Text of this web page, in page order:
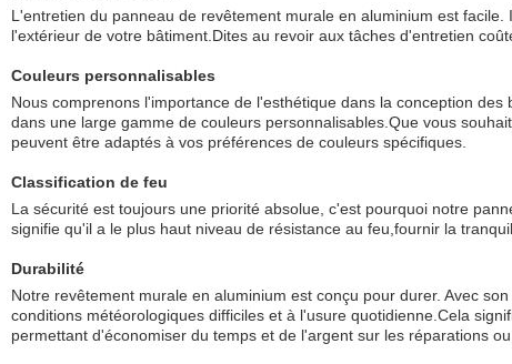
L'entretien du panneau de revêtement murale en aluminium est
l'extérieur de votre bâtiment.Dites au revoir aux tâches d'entretien
Couleurs personnalisables
Nous comprenons l'importance de l'esthétique dans la conception
dans une large gamme de couleurs personnalisables.Que vous
peuvent être adaptés à vos préférences de couleurs spécifiques.
Classification de feu
La sécurité est toujours une priorité absolue, c'est pourquoi notre
signifie qu'il a le plus haut niveau de résistance au feu,fournir la
Durabilité
Notre revêtement murale en aluminium est conçu pour durer. Avec
conditions météorologiques difficiles et à l'usure quotidienne.Cela
permettant d'économiser du temps et de l'argent sur les réparations